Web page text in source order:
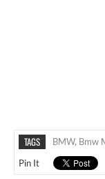
TAGS BMW, Bmw
Pin It